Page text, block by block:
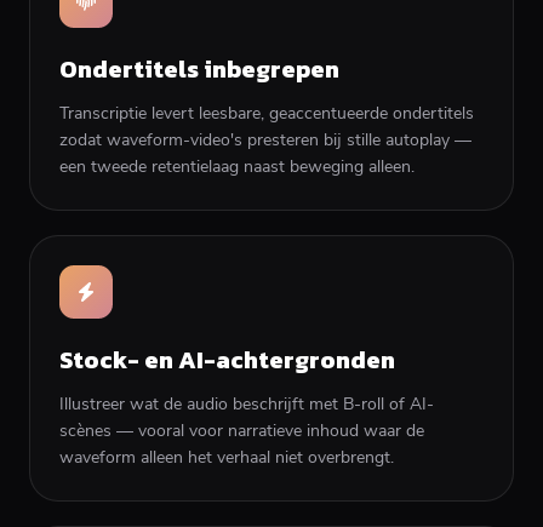
Ondertitels inbegrepen
Transcriptie levert leesbare, geaccentueerde ondertitels
zodat waveform-video's presteren bij stille autoplay —
een tweede retentielaag naast beweging alleen.
Stock- en AI-achtergronden
Illustreer wat de audio beschrijft met B-roll of AI-
scènes — vooral voor narratieve inhoud waar de
waveform alleen het verhaal niet overbrengt.